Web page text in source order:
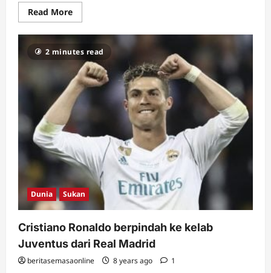
Read MoreRead
more
23
Skuad
Harimau
Malaya
Piala
AFF
Suzuki
2018
2 minutes read
Dunia Sukan
Cristiano Ronaldo berpindah ke kelab
Juventus dari Real Madrid
beritasemasaonline 8 years ago 1